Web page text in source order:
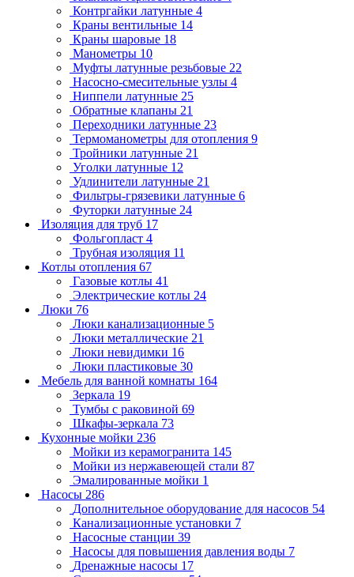
Контргайки латунные 4
Краны вентильные 14
Краны шаровые 18
Манометры 10
Муфты латунные резьбовые 22
Насосно-смесительные узлы 4
Ниппели латунные 25
Обратные клапаны 21
Переходники латунные 23
Термоманометры для отопления 9
Тройники латунные 21
Уголки латунные 12
Удлинители латунные 21
Фильтры-грязевики латунные 6
Футорки латунные 24
Изоляция для труб 17
Фольгопласт 4
Трубная изоляция 11
Котлы отопления 67
Газовые котлы 41
Электрические котлы 24
Люки 76
Люки канализационные 5
Люки металлические 21
Люки невидимки 16
Люки пластиковые 30
Мебель для ванной комнаты 164
Зеркала 19
Тумбы с раковиной 69
Шкафы-зеркала 73
Кухонные мойки 236
Мойки из керамогранита 145
Мойки из нержавеющей стали 87
Эмалированные мойки 1
Насосы 286
Дополнительное оборудование для насосов 54
Канализационные установки 7
Насосные станции 39
Насосы для повышения давления воды 7
Дренажные насосы 17